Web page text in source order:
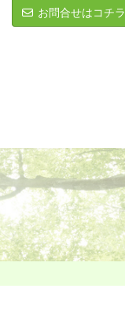
お問合せはコチラ